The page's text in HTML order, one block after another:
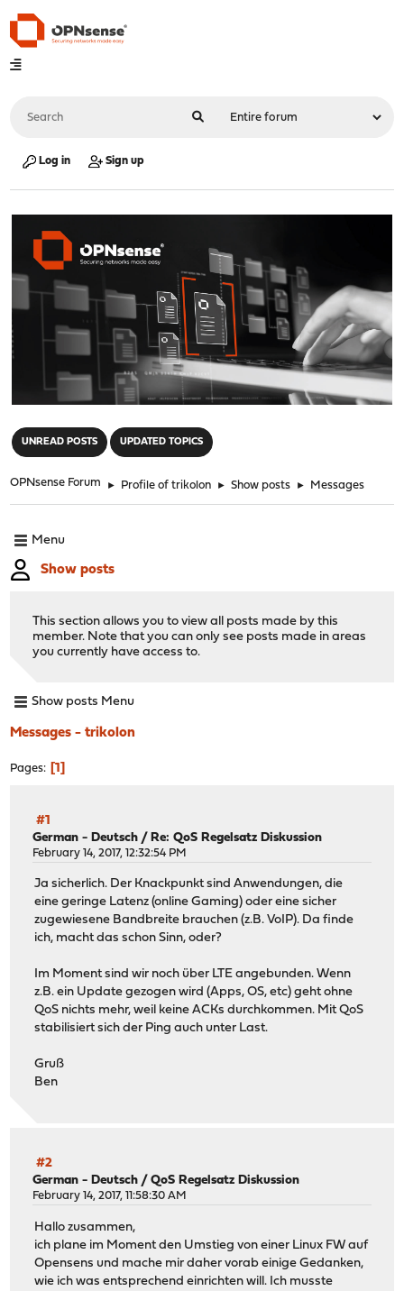
Log in Sign up
UNREAD POSTS UPDATED TOPICS
OPNsense Forum ► Profile of trikolon ► Show posts ► Messages
Menu
Show posts
This section allows you to view all posts made by this
member. Note that you can only see posts made in areas
you currently have access to.
Show posts Menu
Messages - trikolon
Pages 1
#1
German - Deutsch / Re: QoS Regelsatz Diskussion
February 14, 2017, 12:32:54 PM
Ja sicherlich. Der Knackpunkt sind Anwendungen, die
eine geringe Latenz (online Gaming) oder eine sicher
zugewiesene Bandbreite brauchen (z.B. VoIP). Da finde
ich, macht das schon Sinn, oder?
Im Moment sind wir noch über LTE angebunden. Wenn
z.B. ein Update gezogen wird (Apps, OS, etc) geht ohne
QoS nichts mehr, weil keine ACKs durchkommen. Mit QoS
stabilisiert sich der Ping auch unter Last.
Gruß
Ben
#2
German - Deutsch /QoS Regelsatz Diskussion
February 14, 2017, 11:58:30 AM
Hallo zusammen,
ich plane im Moment den Umstieg von einer Linux FW auf
Opensens und mache mir daher vorab einige Gedanken,
wie ich was entsprechend einrichten will. Ich musste